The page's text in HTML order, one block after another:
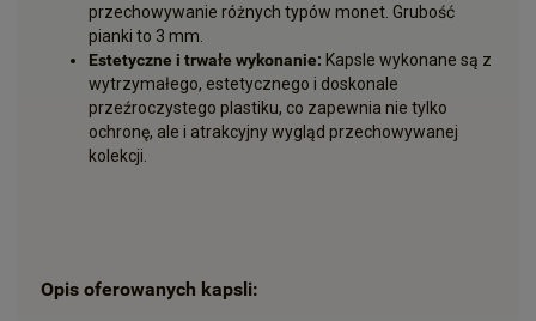
przechowywanie różnych typów monet. Grubość
pianki to 3 mm.
Estetyczne i trwałe wykonanie: Kapsle wykonane są z
wytrzymałego, estetycznego i doskonale
przeźroczystego plastiku, co zapewnia nie tylko
ochronę, ale i atrakcyjny wygląd przechowywanej
kolekcji.
Opis oferowanych kapsli: